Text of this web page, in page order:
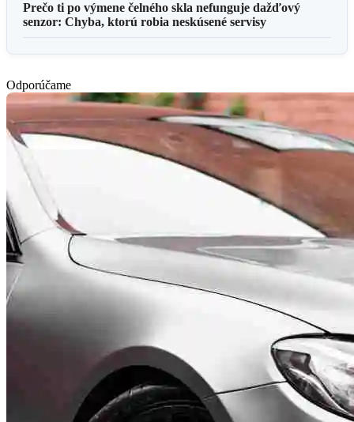
Prečo ti po výmene čelného skla nefunguje dažďový
senzor: Chyba, ktorú robia neskúsené servisy
Odporúčame